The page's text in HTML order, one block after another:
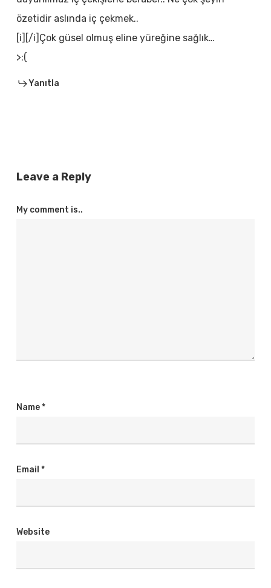
özetidir aslında iç çekmek..
[i][/i]Çok güsel olmuş eline yüreğine sağlık…
>:(
Yanıtla
Leave a Reply
My comment is..
Name*
Email *
Website